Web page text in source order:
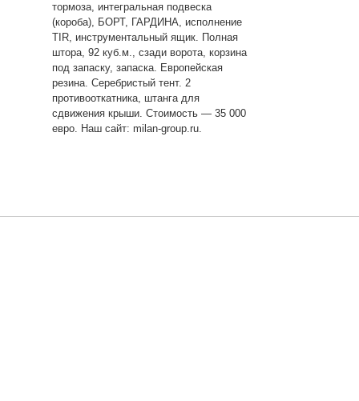
тормоза, интегральная подвеска
(короба), БОРТ, ГАРДИНА, исполнение
TIR, инструментальный ящик. Полная
штора, 92 куб.м., сзади ворота, корзина
под запаску, запаска. Европейская
резина. Серебристый тент. 2
противооткатника, штанга для
сдвижения крыши. Стоимость — 35 000
евро. Наш сайт: milan-group.ru.